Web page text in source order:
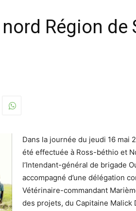
Région de
Dans la journée du jeudi 16 mai
été effectuée à Ross-béthio et
l’Intendant-général de brigade
accompagné d’une délégation
Vétérinaire-commandant
des projets, du Capitaine Malick